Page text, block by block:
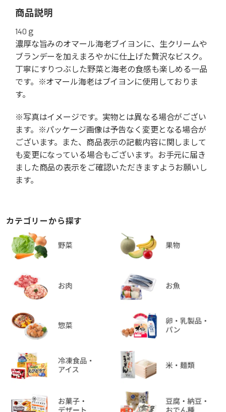
商品説明
140ｇ
濃厚な旨みのオマール海老ブイヨンに、生クリームや
ブランデーを加えまろやかに仕上げた贅沢なビスク。
丁寧にすりつぶした野菜と海老の食感も楽しめる一品
です。※オマール海老はブイヨンに使用しておりま
す。
※写真はイメージです。実物とは異なる場合がござい
ます。※パッケージ画像は予告なく変更となる場合が
ございます。また、商品表示の記載内容に関しまして
も変更になっている場合もございます。お手元に届き
ました商品の表示をご確認いただきますようお願いし
ます。
カテゴリーから探す